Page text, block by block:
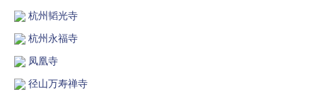
杭州韬光寺
杭州永福寺
凤凰寺
径山万寿禅寺